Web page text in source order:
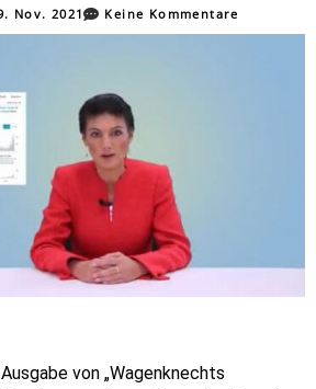
Nov. 2021 Keine Kommentare
von „Wagenknechts